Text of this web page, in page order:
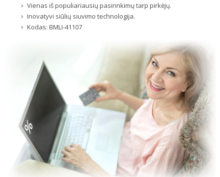
Vienas iš populiariausių pasirinkimų tarp pirkėjų.
Inovatyvi siūlių siuvimo technologija.
Kodas: BMLI-41107